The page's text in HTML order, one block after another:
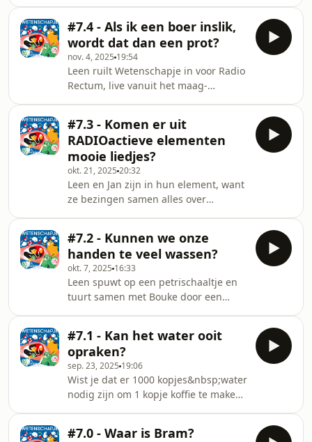
🗣️ Leen Renders (concept, host en
regie)🗣️ David Dermez, Ivan Pecnic,
Koen Brandt, Marijke Guete
ochtenddrolletje. De belangrijkste
weetjes op een rij: bevers bijten in
bomen, bivakkeren in burchten en
bouwen bangelijke bammen, euh,
dammen Deze aflevering tovert alvast
een tandpastawitte smile op ons
gezicht.🗣️ Leen Renders (concept,
host en regie)🎛️ Bram Co
#7.4 - Als ik een boer inslik,
wordt dat dan een prot?
nov. 4, 2025 19:54
Leen ruilt Wetenschapje in voor Radio
Rectum, live vanuit het maag-
antioxidanten. Ze praten over protten
en delen&nbsp;warme weetjes over
inslikbare technologie en Brams
binnenkant.&nbsp;Gelukkig schijnt er
licht aan het einde van deze bruine
tunnel. 💨🗣️ Leen Renders (concept,
host en regie)🎛️ Bram Coumans (klank
en muziek)🧠 Aniek
#7.3 - Komen er uit
RADIOactieve elementen
mooie liedjes?
okt. 21, 2025 20:32
Leen en Jan zijn in hun element, want
ze bezingen samen alles over
ieniemienie atomen en supersnelle
kernreacties. Wist jij trouwens dat een
banaan radioactief is?! Opgepast:
Deze aflevering kan gevaarlijk
INGEWIKKELDE info bevatten en is
enkel voor denkers met een stevige
portie doorzettingsvermogen. Je krijgt
er wél energi
#7.2 - Kunnen we onze
handen te veel wassen?
okt. 7, 2025 16:33
Leen spuwt op een petrischaaltje en
tuurt samen met Bouke door een
wel één miljard bacteriën! De
meesten zijn helemaal niet schadelijk
voor ons. We hebben ze zelfs nodig.
Hatsjie? Gezondheid! Deze aflevering
is voor propere zieltjes die niet vies
zijn van vuile weetjes.🗣️ Leen Renders
(concept, host en regie)🎛️ Bram
#7.1 - Kan het water ooit
opraken?
sep. 23, 2025 19:06
Wist je dat er 1000 kopjes&nbsp;water
nodig zijn om 1 kopje koffie te maken?
ontdekt Leen samen met Sarah. Het
#7.0 - Waar is Bram?